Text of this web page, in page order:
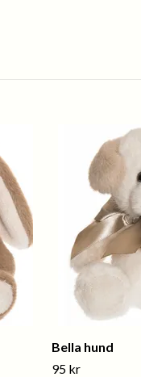
Bella hund
95 kr